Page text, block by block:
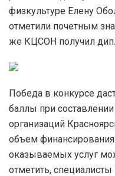
физкультуре Елену
отметили почетным
же КЦСОН получил
Победа в конкурсе
баллы при
организаций
объем финансирования
оказываемых услуг
отметить,